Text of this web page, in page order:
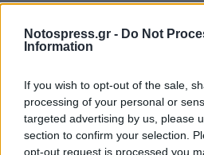
Notospress.gr - Do Not
Information
If you wish to opt-out of the sale,
processing of your personal or
targeted advertising by us, please
section to confirm your selection.
opt-out request is processed you